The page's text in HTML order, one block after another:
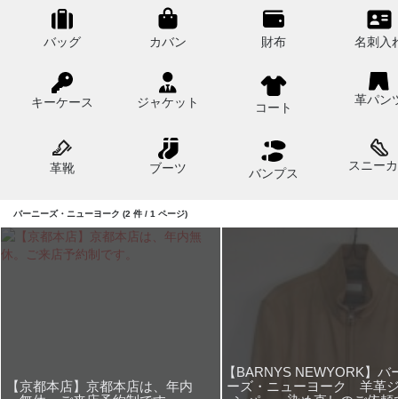
バッグ カバン 財布 名刺入
キーケース ジャケット コート
革パン
革靴 ブーツ バンプス
スニー
バーニーズ・ニューヨーク (2 件 / 1 ページ)
【京都本店】京都本店は、年内
【BARNYS NEWYORK】バ
ーズ・ニューヨーク 羊革